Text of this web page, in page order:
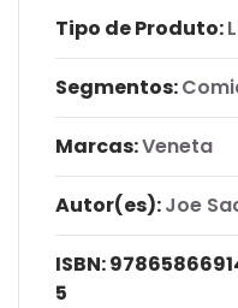
Tipo de Produto:
Segmentos:
Marcas:Veneta
Autor(es):Joe
ISBN:
5